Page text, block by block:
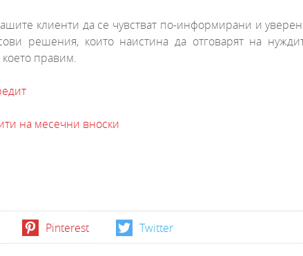
клиенти да се чувстват по-информирани и
решения, които наистина да отговарят на
правим.
на месечни вноски
Pinterest Twitter